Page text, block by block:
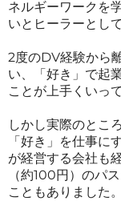
ネルギーワークを
いとヒーラーとし
2度のDV経験から
い、「好き」で起
ことが上手くいっ
しかし実際のとこ
「好き」を仕事に
が経営する会社も
（約100円）のパ
こともありました。